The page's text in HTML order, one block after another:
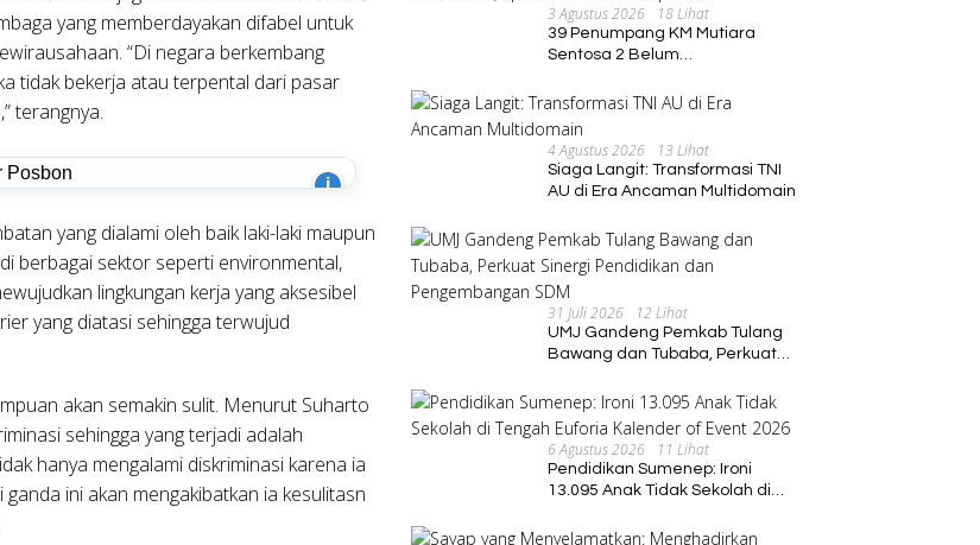
yang memberdayakan difabel untuk
“Di negara berkembang
tidak bekerja atau terpental dari pasar
terangnya.
i
yang dialami oleh baik laki-laki maupun
berbagai sektor seperti environmental,
lingkungan kerja yang aksesibel
yang diatasi sehingga terwujud
akan semakin sulit. Menurut Suharto
sehingga yang terjadi adalah
hanya mengalami diskriminasi karena ia
ini akan mengakibatkan ia kesulitasn
3 Agustus 2026 18 Lihat
39 Penumpang KM Mutiara
Sentosa 2 Belum
Diperluas
4 Agustus 2026 13 Lihat
Siaga Langit: Transformasi TNI
AU di Era Ancaman Multidomain
31 Juli 2026 12 Lihat
UMJ Gandeng Pemkab Tulang
Bawang dan Tubaba, Perkuat
Pengembangan SDM
6 Agustus 2026 11 Lihat
Pendidikan Sumenep: Ironi
13.095 Anak Tidak Sekolah di
Event 2026